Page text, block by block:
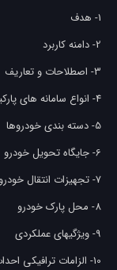
1- هدف
2- دامنه کاربرد
3- اصطلاحات و تعاریف
4- انواع سامانه های پارکینگ مکانیزه
5- دسته بندی خودروها
6- جایگاه تحویل خودرو
7- تجهیزات انتقال خودرو
8- محل پارک خودرو
9- ویژگیهای عملکردی
10- الزامات ترافیکی احداث پارکینگ مکانیزه